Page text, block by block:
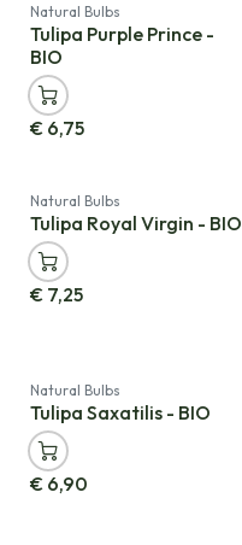
Natural Bulbs
Tulipa Purple Prince -
BIO
€ 6,75
Natural Bulbs
Tulipa Royal Virgin - BIO
€ 7,25
Natural Bulbs
Tulipa Saxatilis - BIO
€ 6,90